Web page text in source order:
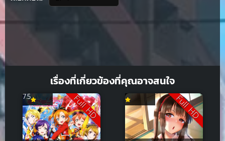
เรื่องที่เกี่ยวข้องที่คุณอาจสนใจ
Full HD
7.5 Full HD